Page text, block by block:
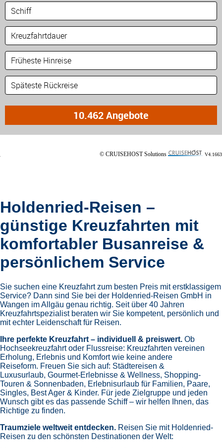
© CRUISEHOST Solutions V4.1663
Holdenried-Reisen –
günstige Kreuzfahrten mit
komfortabler Busanreise &
persönlichem Service
Sie suchen eine Kreuzfahrt zum besten Preis mit erstklassigem
Service? Dann sind Sie bei der Holdenried-Reisen GmbH in
Wangen im Allgäu genau richtig. Seit über 40 Jahren
Kreuzfahrtspezialist beraten wir Sie kompetent, persönlich und
mit echter Leidenschaft für Reisen.
Ihre perfekte Kreuzfahrt – individuell & preiswert. Ob
Hochseekreuzfahrt oder Flussreise: Kreuzfahrten vereinen
Erholung, Erlebnis und Komfort wie keine andere
Reiseform. Freuen Sie sich auf: Städtereisen &
Luxusurlaub, Gourmet-Erlebnisse & Wellness, Shopping-
Touren & Sonnenbaden, Erlebnisurlaub für Familien, Paare,
Singles, Best Ager & Kinder. Für jede Zielgruppe und jeden
Wunsch gibt es das passende Schiff – wir helfen Ihnen, das
Richtige zu finden.
Traumziele weltweit entdecken. Reisen Sie mit Holdenried-
Reisen zu den schönsten Destinationen der Welt: